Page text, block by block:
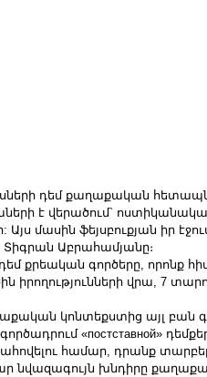
դեմ քաղաքական
է վերածում` ոստիկանական
մասին ֆեյսբուքյան իր
Աբրահամյանը։
քրեական գործերը, որոնք
իրողությունների վրա, 7
կոնտեքստից այլ բան
«постставной»
համար, դրանք տարբեր
նվազագույն խնդիրը